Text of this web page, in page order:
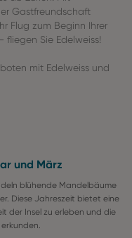
Gastfreundschaft
Flug zum Beginn Ihrer
fliegen Sie Edelweiss!
mit Edelweiss und
und März
blühende Mandelbäume
Diese Jahreszeit bietet eine
der Insel zu erleben und die